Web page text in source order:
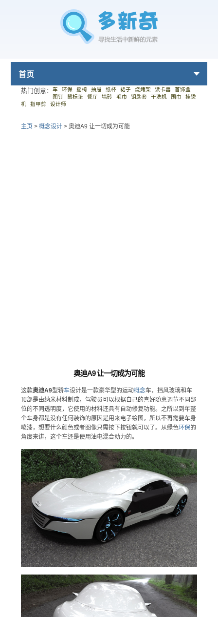
首页
热门创意： 车 环保 摇椅 抽屉 纸杯 裙子 烧烤架 读卡器
首饰盒
图钉
鼠标垫 餐厅 墙砖 毛巾 钥匙套 干洗机 围巾
挂烫
机
指甲剪 设计师
主页 > 概念设计> 奥迪A9 让一切成为可能
奥迪A9 让一切成为可能
这款奥迪A9型轿车设计是一款豪华型的运动概念车，挡风玻璃和车
顶部是由纳米材料制成，驾驶员可以根据自己的喜好随意调节不同部
位的不同透明度，它使用的材料还具有自动修复功能。之所以到年整
个车身都是没有任何装饰的原因是用来电子绘图，所以不再需要车身
喷漆，想要什么颜色或者图像只需按下按钮就可以了。从绿色环保的
角度来讲，这个车还是使用油电混合动力的。